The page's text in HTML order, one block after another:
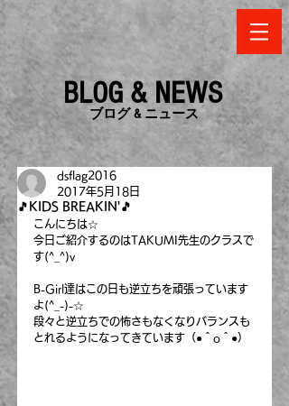
BLOG & NEWS
​ブログ & ニュース
🎵KIDS BREAKIN'🎵
dsflag2016
2017年5月18日
こんにちは☆
今日ご紹介するのはTAKUMI先生のクラスで
す(^_^)v
B-Girl達はこの日も逆立ちを頑張っています
よ(^_-)-☆
段々と逆立ちでの怖さもなくなりバランスも
とれるようになってきています（●＾o＾●）